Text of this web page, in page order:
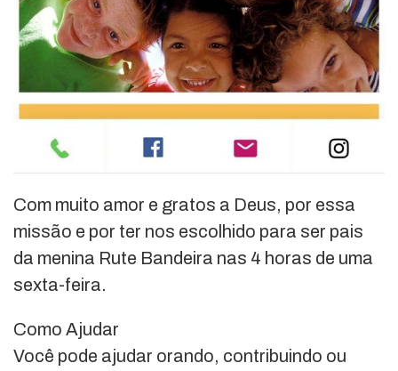
Com muito amor e gratos a Deus, por essa
missão e por ter nos escolhido para ser pais
da menina Rute Bandeira nas 4 horas de uma
sexta-feira.
Como Ajudar
Você pode ajudar orando, contribuindo ou